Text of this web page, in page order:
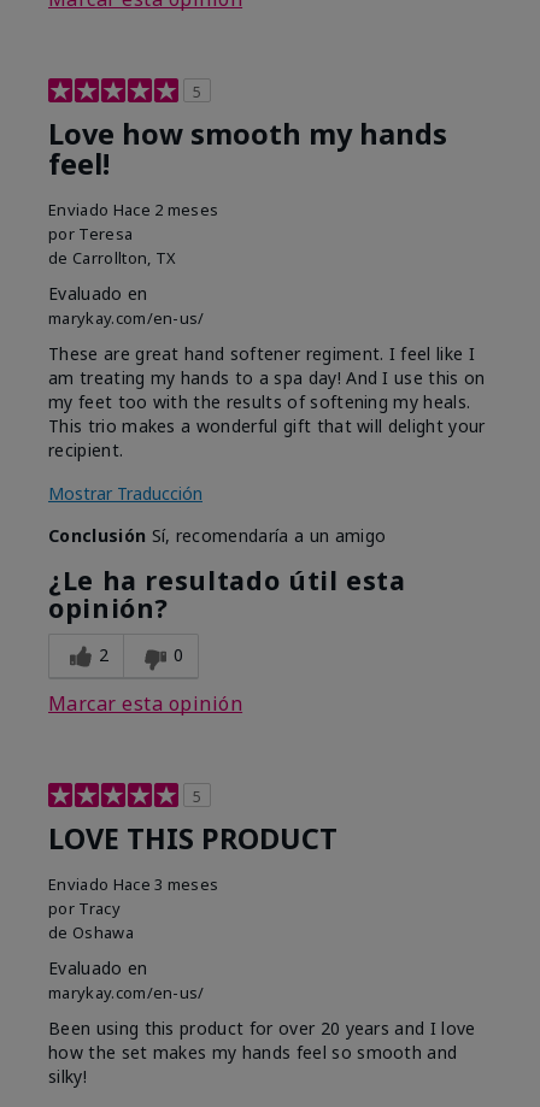
5
Love how smooth my hands
feel!
Enviado Hace 2 meses
por Teresa
de Carrollton, TX
Evaluado en
marykay.com/en-us/
These are great hand softener regiment. I feel like I
am treating my hands to a spa day! And I use this on
my feet too with the results of softening my heals.
This trio makes a wonderful gift that will delight your
recipient.
Mostrar Traducción
Conclusión Sí, recomendaría a un amigo
¿Le ha resultado útil esta
opinión?
2 0
Marcar esta opinión
5
LOVE THIS PRODUCT
Enviado Hace 3 meses
por Tracy
de Oshawa
Evaluado en
marykay.com/en-us/
Been using this product for over 20 years and I love
how the set makes my hands feel so smooth and
silky!